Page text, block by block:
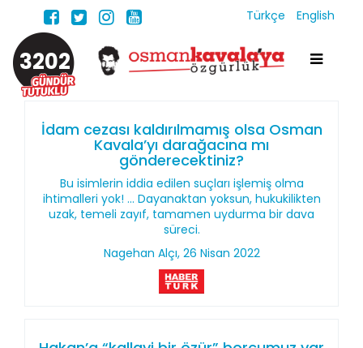
Türkçe English
3202
İdam cezası kaldırılmamış olsa Osman
Kavala’yı darağacına mı
gönderecektiniz?
Bu isimlerin iddia edilen suçları işlemiş olma
ihtimalleri yok! ... Dayanaktan yoksun, hukukilikten
uzak, temeli zayıf, tamamen uydurma bir dava
süreci.
Nagehan Alçı, 26 Nisan 2022